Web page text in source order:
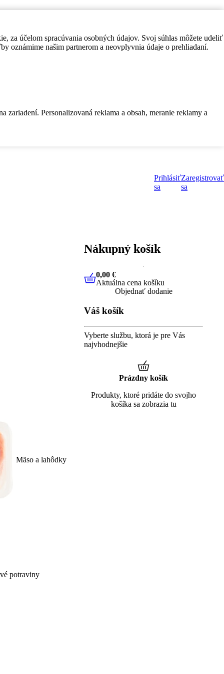
za účelom spracúvania osobných údajov. Svoj súhlas môžete udeliť
oznámime našim partnerom a neovplyvnia údaje o prehliadaní.
Personalizovaná reklama a obsah, meranie reklamy a
Prihlásiť
sa
Zaregistrovať
sa
Mäso a lahôdky
potraviny
Nákupný košík
0,00 €Aktuálna cena košíku
0,00 €
Aktuálna cena košíku
Objednať dodanie
Váš košík
Vyberte službu, ktorá je pre Vás
najvhodnejšie
Prázdny košík
Produkty, ktoré pridáte do svojho
košíka sa zobrazia tu